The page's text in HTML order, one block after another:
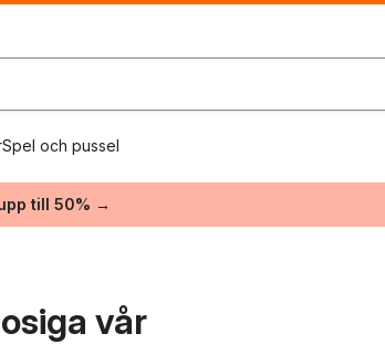
Spel och pussel
till 50% →
vår